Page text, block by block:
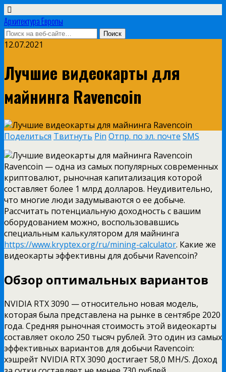
Архитектура Европы
12.07.2021
Лучшие видеокарты для
майнинга Ravencoin
Поделиться Твитнуть Pin Отпр. по эл. почте SMS
Ravencoin — одна из самых популярных современных
криптовалют, рыночная капитализация которой
составляет более 1 млрд долларов. Неудивительно,
что многие люди задумываются о ее добыче.
Рассчитать потенциальную доходность с вашим
оборудованием можно, воспользовавшись
специальным калькулятором для майнинга
https://www.kryptex.org/ru/mining-calculator. Какие же
видеокарты эффективны для добычи Ravencoin?
Обзор оптимальных вариантов
NVIDIA RTX 3090 — относительно новая модель,
которая была представлена на рынке в сентябре 2020
года. Средняя рыночная стоимость этой видеокарты
составляет около 250 тысяч рублей. Это один из самых
эффективных вариантов для добычи Ravencoin:
хэшрейт NVIDIA RTX 3090 достигает 58,0 MH/S. Доход